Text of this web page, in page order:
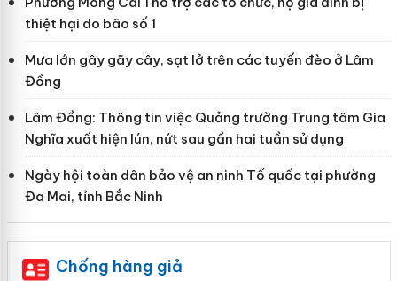
thiệt hại do bão số 1
Mưa lớn gây gãy cây, sạt lở trên các tuyến đèo ở Lâm
Đồng
Lâm Đồng: Thông tin việc Quảng trường Trung tâm Gia
Nghĩa xuất hiện lún, nứt sau gần hai tuần sử dụng
Ngày hội toàn dân bảo vệ an ninh Tổ quốc tại phường
Đa Mai, tỉnh Bắc Ninh
Chống hàng giả